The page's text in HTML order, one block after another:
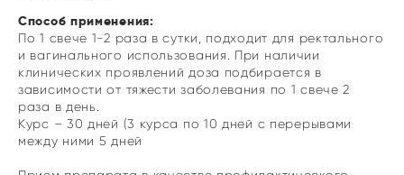
Способ применения:
По 1 свече 1-2 раза в сутки, подходит для ректального
и вагинального использования. При наличии
клинических проявлений доза подбирается в
зависимости от тяжести заболевания по 1 свече 2
раза в день.
Курс – 30 дней (3 курса по 10 дней с перерывами
между ними 5 дней